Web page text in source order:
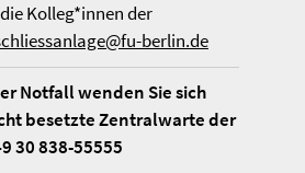
Kolleg*innen der
berlin.de
Notfall wenden Sie sich
besetzte Zentralwarte der
30 838-55555